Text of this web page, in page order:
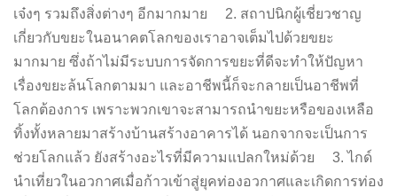
เจ๋งๆ รวมถึงสิ่งต่างๆ อีกมากมาย 2. สถาปนิกผู้เชี่ยวชาญ
เกี่ยวกับขยะในอนาคตโลกของเราอาจเต็มไปด้วยขยะ
มากมาย ซึ่งถ้าไม่มีระบบการจัดการขยะที่ดีจะทำให้ปัญหา
เรื่องขยะล้นโลกตามมา และอาชีพนี้ก็จะกลายเป็นอาชีพที่
โลกต้องการ เพราะพวกเขาจะสามารถนำขยะหรือของเหลือ
ทิ้งทั้งหลายมาสร้างบ้านสร้างอาคารได้ นอกจากจะเป็นการ
ช่วยโลกแล้ว ยังสร้างอะไรที่มีความแปลกใหม่ด้วย 3. ไกด์
นำเที่ยวในอวกาศเมื่อก้าวเข้าสู่ยุคท่องอวกาศและเกิดการท่อง